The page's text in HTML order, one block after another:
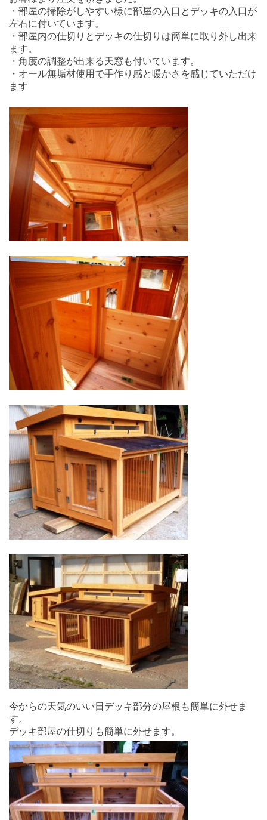
・部屋の掃除がしやすい様に部屋の入口とデッキの入口が
左右に付いています。
・部屋内の仕切りとデッキの仕切りは簡単に取り外し出来
ます。
・角度の調整が出来る天窓も付いています。
・オール無垢材使用で手作り感と暖かさを感じていただけ
ます
今からの天気のいい日デッキ部分の屋根も簡単に外せま
す。
デッキ部屋の仕切りも簡単に外せます。